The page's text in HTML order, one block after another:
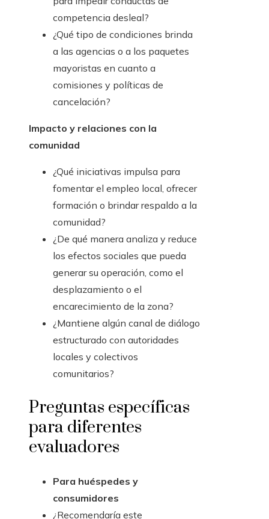
competencia desleal?
¿Qué tipo de condiciones brinda
a las agencias o a los paquetes
mayoristas en cuanto a
comisiones y políticas de
cancelación?
Impacto y relaciones con la
comunidad
¿Qué iniciativas impulsa para
fomentar el empleo local, ofrecer
formación o brindar respaldo a la
comunidad?
¿De qué manera analiza y reduce
los efectos sociales que pueda
generar su operación, como el
desplazamiento o el
encarecimiento de la zona?
¿Mantiene algún canal de diálogo
estructurado con autoridades
locales y colectivos
comunitarios?
Preguntas específicas
para diferentes
evaluadores
Para huéspedes y
consumidores
¿Recomendaría este